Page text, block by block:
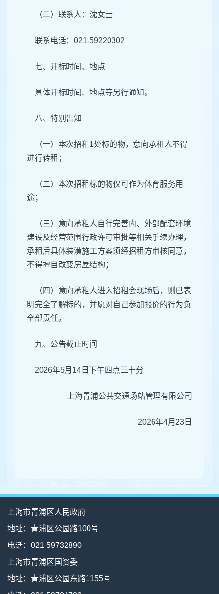
（二）联系人：沈女士
联系电话：021-59220302
七、开标时间、地点
具体开标时间、地点等另行通知。
八、特别告知
（一）本次招租1处标的物，意向承租人不得
进行转租；
（二）本次招租标的物仅可作为体育服务用
途；
（三）意向承租人自行完善内、外部配套环境
建设及经营范围行政许可审批等相关手续办理，
承租后具体装潢施工方案须经招租方审核同意，
不得擅自改变房屋结构；
（四）意向承租人进入招租会现场后，则已表
明完全了解标的，并愿对自己参加报价的行为负
全部责任。
九、公告截止时间
2026年5月14日下午四点三十分
上海青浦公共交通场站管理有限公司
2026年4月23日
上海市青浦区人民政府
地址：青浦区公园路100号
电话：021-59732890
上海市青浦区国资委
地址：青浦区公园东路1155号